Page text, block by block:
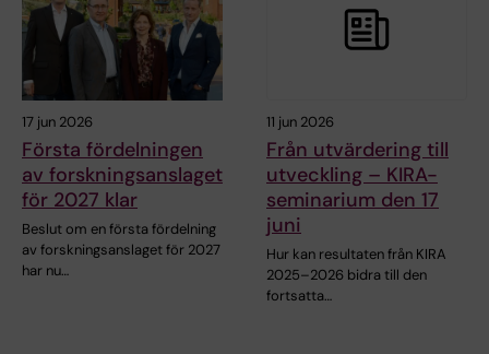
17 jun 2026
Första fördelningen
av forskningsanslaget
för 2027 klar
Beslut om en första fördelning
av forskningsanslaget för 2027
har nu…
11 jun 2026
Från utvärdering till
utveckling – KIRA-
seminarium den 17
juni
Hur kan resultaten från KIRA
2025–2026 bidra till den
fortsatta…